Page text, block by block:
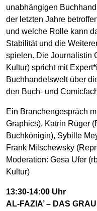
unabhängigen
der letzten Jahre
und welche Rolle kann
Stabilität und die
spielen. Die Journalistin
Kultur) spricht mit
Buchhandelswelt über
den Buch- und
Ein Branchengespräch
Graphics), Katrin Rüger
Buchkönigin), Sybille
Frank Milschewsky
Moderation: Gesa Ufer
Kultur)
13:30-14:00 Uhr
AL-FAZIA’ – DAS